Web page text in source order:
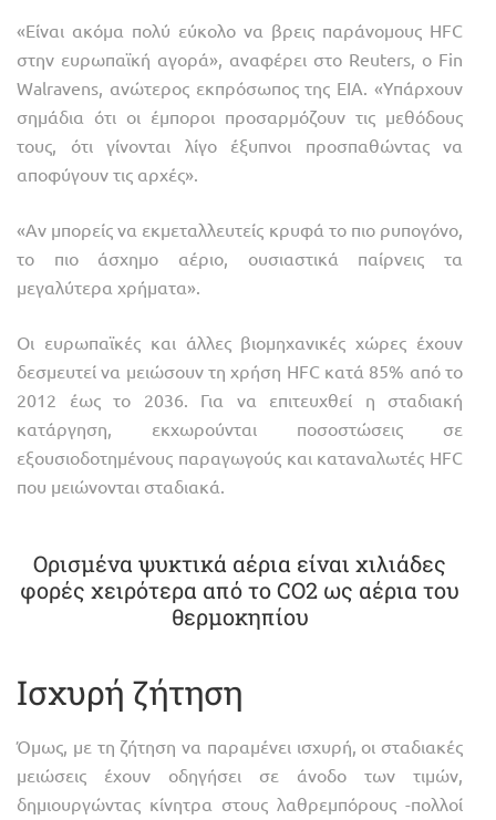
«Είναι ακόμα πολύ εύκολο να βρεις παράνομους HFC
στην ευρωπαϊκή αγορά», αναφέρει στο Reuters, ο Fin
Walravens, ανώτερος εκπρόσωπος της EIA. «Υπάρχουν
σημάδια ότι οι έμποροι προσαρμόζουν τις μεθόδους
τους, ότι γίνονται λίγο έξυπνοι προσπαθώντας να
αποφύγουν τις αρχές».
«Αν μπορείς να εκμεταλλευτείς κρυφά το πιο ρυπογόνο,
το πιο άσχημο αέριο, ουσιαστικά παίρνεις τα
μεγαλύτερα χρήματα».
Οι ευρωπαϊκές και άλλες βιομηχανικές χώρες έχουν
δεσμευτεί να μειώσουν τη χρήση HFC κατά 85% από το
2012 έως το 2036. Για να επιτευχθεί η σταδιακή
κατάργηση, εκχωρούνται ποσοστώσεις σε
εξουσιοδοτημένους παραγωγούς και καταναλωτές HFC
που μειώνονται σταδιακά.
Ορισμένα ψυκτικά αέρια είναι χιλιάδες
φορές χειρότερα από το CO2 ως αέρια του
θερμοκηπίου
Ισχυρή ζήτηση
Όμως, με τη ζήτηση να παραμένει ισχυρή, οι σταδιακές
μειώσεις έχουν οδηγήσει σε άνοδο των τιμών,
δημιουργώντας κίνητρα στους λαθρεμπόρους -πολλοί